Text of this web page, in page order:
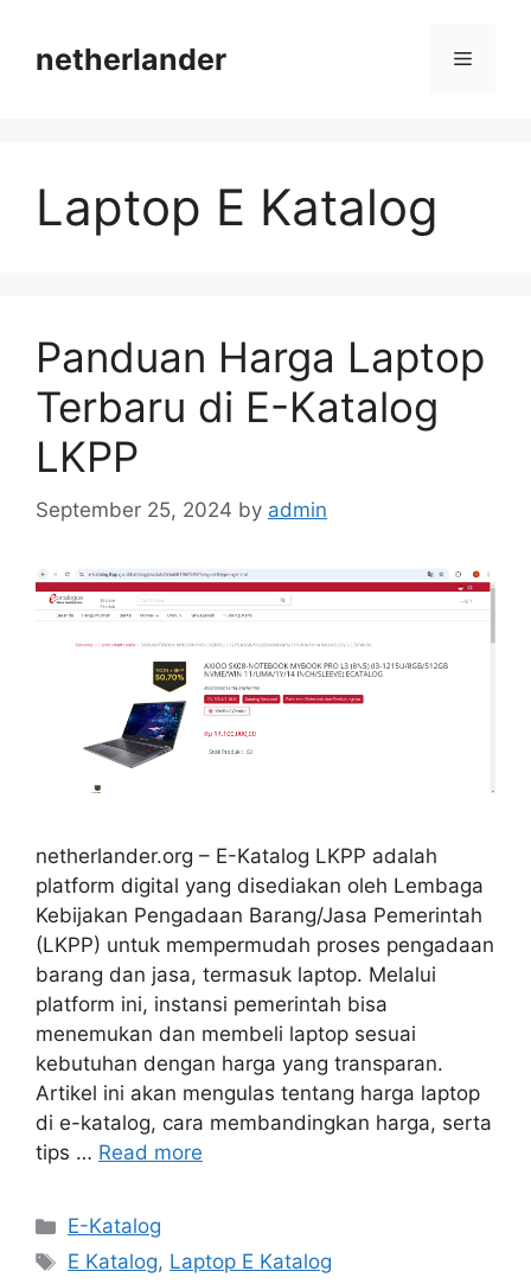
contentnetherlander Menu
Laptop E Katalog
Panduan Harga Laptop
Terbaru di E-Katalog
LKPP
September 25, 2024 by admin
netherlander.org – E-Katalog LKPP adalah
platform digital yang disediakan oleh Lembaga
Kebijakan Pengadaan Barang/Jasa Pemerintah
(LKPP) untuk mempermudah proses pengadaan
barang dan jasa, termasuk laptop. Melalui
platform ini, instansi pemerintah bisa
menemukan dan membeli laptop sesuai
kebutuhan dengan harga yang transparan.
Artikel ini akan mengulas tentang harga laptop
di e-katalog, cara membandingkan harga, serta
tips … Read more
Categories
E-Katalog
Tags
E Katalog, Laptop E Katalog